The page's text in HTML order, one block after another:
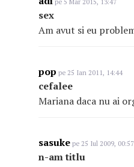
pe 5 Mar 2015, 13:47
sex
Am avut si eu
pop pe 25 Ian 2011, 14:44
cefalee
Mariana daca nu ai
sasuke pe 25 Iul 2009, 00:57
n-am titlu